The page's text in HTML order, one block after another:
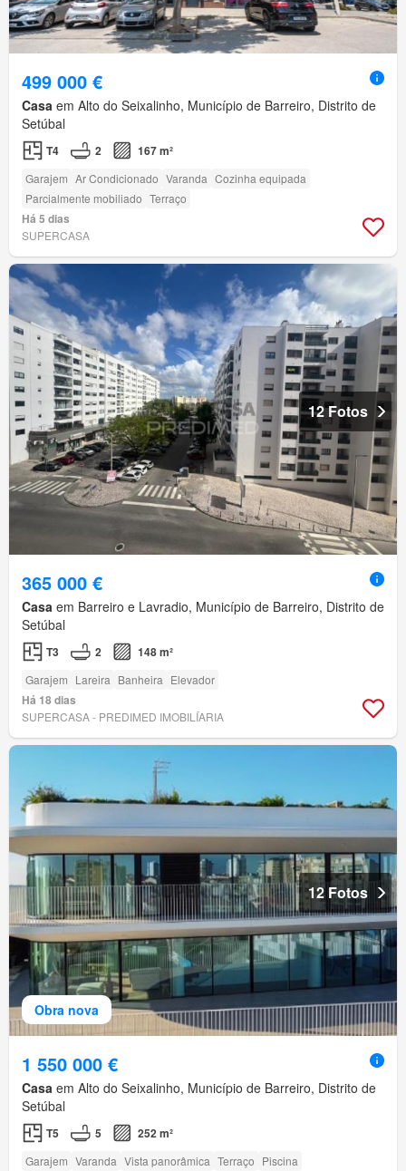
499 000 €
Casa em Alto do Seixalinho, Município de Barreiro, Distrito de
Setúbal
T4 2 167 m²
Garajem Ar Condicionado Varanda Cozinha equipada
Parcialmente mobiliado Terraço
Há 5 dias
SUPERCASA
12 Fotos
365 000 €
Casa em Barreiro e Lavradio, Município de Barreiro, Distrito de
Setúbal
T3 2 148 m²
Garajem Lareira Banheira Elevador
Há 18 dias
SUPERCASA - PREDIMED IMOBILÍARIA
Obra nova
12 Fotos
1 550 000 €
Casa em Alto do Seixalinho, Município de Barreiro, Distrito de
Setúbal
T5 5 252 m²
Garajem Varanda Vista panorâmica Terraço Piscina